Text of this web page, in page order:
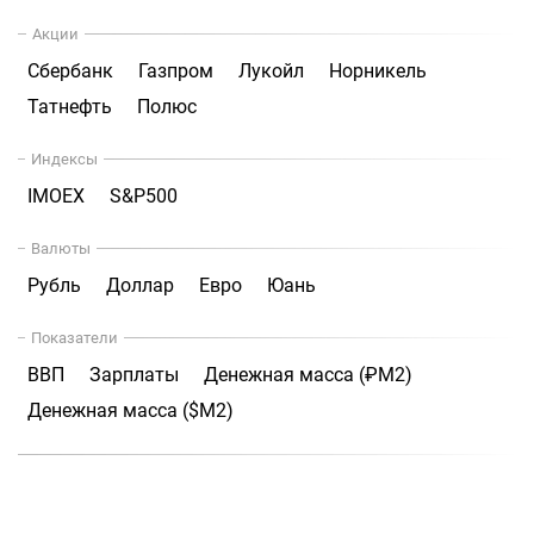
Акции
Сбербанк Газпром Лукойл
Норникель
Татнефть
Полюс
Индексы
IMOEX S&P500
Валюты
Рубль Доллар Евро Юань
Показатели
ВВП Зарплаты
Денежная масса (₽М2)
Денежная масса ($М2)